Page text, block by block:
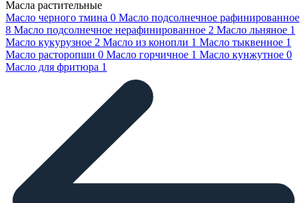
Масла растительные
Масло черного тмина 0 Масло подсолнечное рафинированное
8 Масло подсолнечное нерафинированное 2 Масло льняное 1
Масло кукурузное 2 Масло из конопли 1 Масло тыквенное 1
Масло расторопши 0 Масло горчичное 1 Масло кунжутное 0
Масло для фритюра 1